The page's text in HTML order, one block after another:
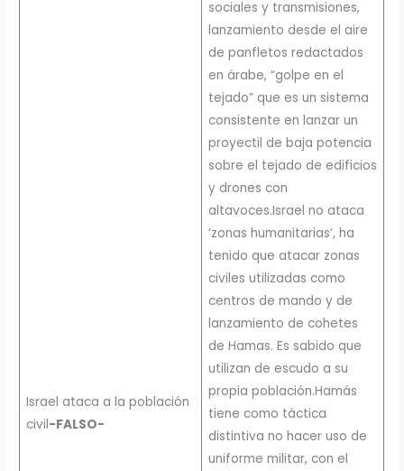
Israel ataca a la población
civil-FALSO-
sociales y transmisiones,
lanzamiento desde el aire
de panfletos redactados
en árabe, “golpe en el
tejado” que es un sistema
consistente en lanzar un
proyectil de baja potencia
sobre el tejado de edificios
y drones con
altavoces.Israel no ataca
‘zonas humanitarias’, ha
tenido que atacar zonas
civiles utilizadas como
centros de mando y de
lanzamiento de cohetes
de Hamas. Es sabido que
utilizan de escudo a su
propia población.Hamás
tiene como táctica
distintiva no hacer uso de
uniforme militar, con el